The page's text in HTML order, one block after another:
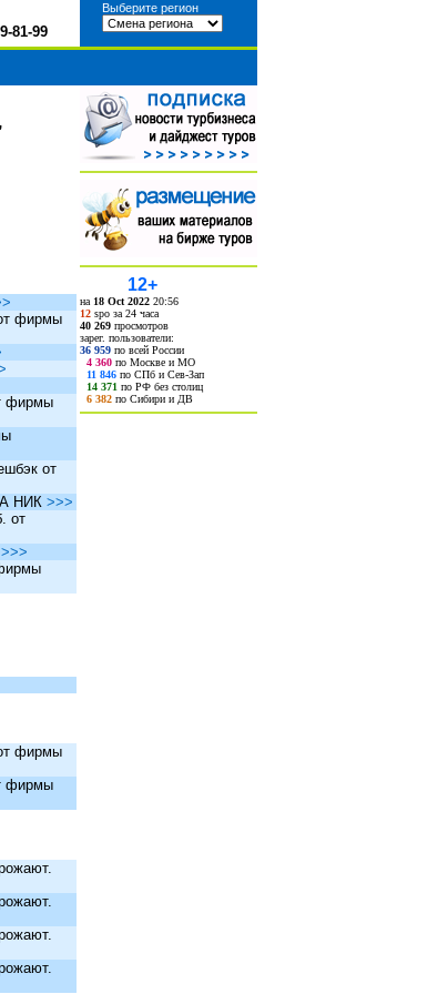
81-99
Выберите регион
фирмы
фирмы
от
НИК >>>
от
>>>
фирмы
фирмы
12+
на 18 Oct 2022 20:56
12 spo за 24 часа
40 269 просмотров
зарег. пользователи:
36 959 по всей России
4 360 по Москве и МО
11 846 по СПб и Сев-Зап
14 371 по РФ без столиц
6 382 по Сибири и ДВ